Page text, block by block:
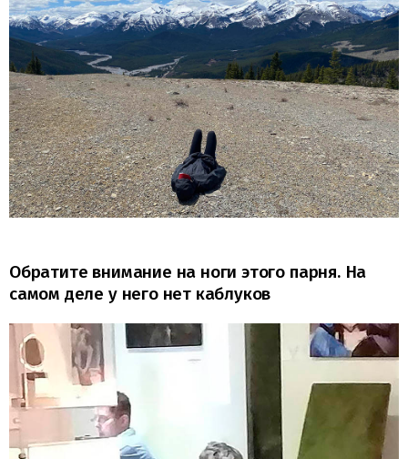
Обратите внимание на ноги этого парня. На
самом деле у него нет каблуков